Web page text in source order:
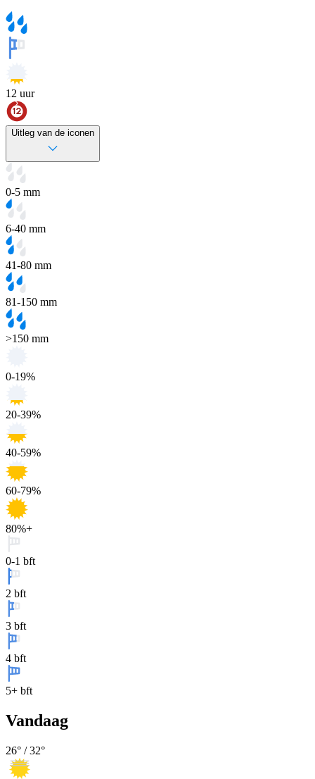
12 uur
Uitleg van de iconen
0-5 mm
6-40 mm
41-80 mm
81-150 mm
>150 mm
0-19%
20-39%
40-59%
60-79%
80%+
0-1 bft
2 bft
3 bft
4 bft
5+ bft
Vandaag
26° /32°